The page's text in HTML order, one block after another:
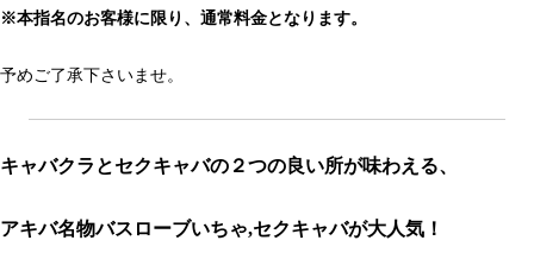
※本指名のお客様に限り、通常料金となります。
予めご了承下さいませ。
キャバクラとセクキャバの２つの良い所が味わえる、
アキバ名物バスローブいちゃ,セクキャバが大人気！